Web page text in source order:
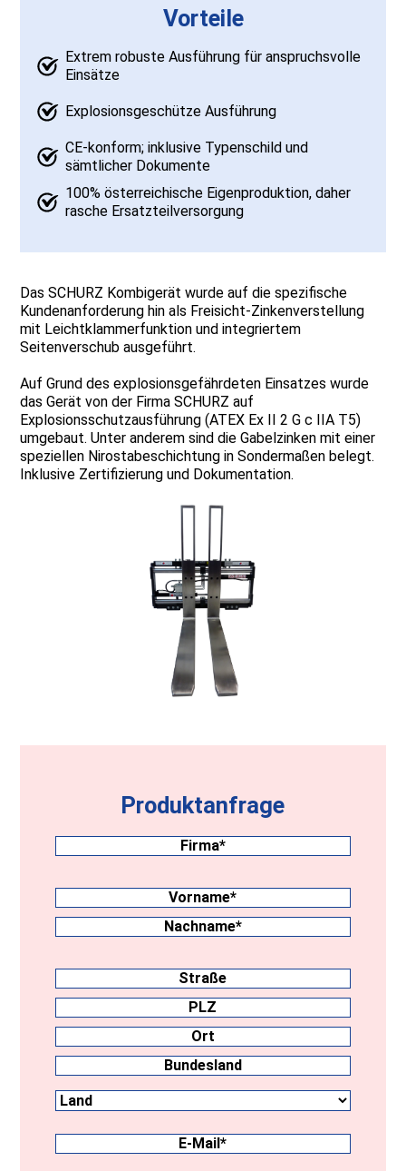
Vorteile
Extrem robuste Ausführung für anspruchsvolle
Einsätze
Explosionsgeschütze Ausführung
CE-konform; inklusive Typenschild und
sämtlicher Dokumente
100% österreichische Eigenproduktion, daher
rasche Ersatzteilversorgung
Das SCHURZ Kombigerät wurde auf die spezifische
Kundenanforderung hin als Freisicht-Zinkenverstellung
mit Leichtklammerfunktion und integriertem
Seitenverschub ausgeführt.
Auf Grund des explosionsgefährdeten Einsatzes wurde
das Gerät von der Firma SCHURZ auf
Explosionsschutzausführung (ATEX Ex II 2 G c IIA T5)
umgebaut. Unter anderem sind die Gabelzinken mit einer
speziellen Nirostabeschichtung in Sondermaßen belegt.
Inklusive Zertifizierung und Dokumentation.
Produktanfrage
Firma(erforderlich)
Nachname(erforderlich)
Vorname
Anschrift
Straße
PLZ
Ort
E-
Mail(erforderlich)